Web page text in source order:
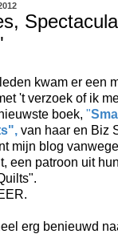
kwam er een
't verzoek of ik
boek, "
van haar en Biz
mijn blog
een patroon uit
erg benieuwd